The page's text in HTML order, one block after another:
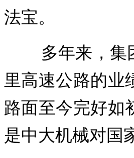
法宝。
多年来，集团
里高速公路的业
路面至今完好如
是中大机械对国